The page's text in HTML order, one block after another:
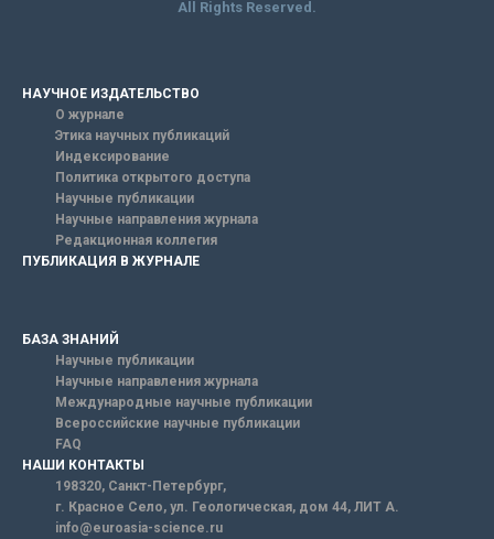
All Rights Reserved.
НАУЧНОЕ ИЗДАТЕЛЬСТВО
О журнале
Этика научных публикаций
Индексирование
Политика открытого доступа
Научные публикации
Научные направления журнала
Редакционная коллегия
ПУБЛИКАЦИЯ В ЖУРНАЛЕ
БАЗА ЗНАНИЙ
Научные публикации
Научные направления журнала
Международные научные публикации
Всероссийские научные публикации
FAQ
НАШИ КОНТАКТЫ
198320, Санкт-Петербург,
г. Красное Село, ул. Геологическая, дом 44, ЛИТ А.
info@euroasia-science.ru